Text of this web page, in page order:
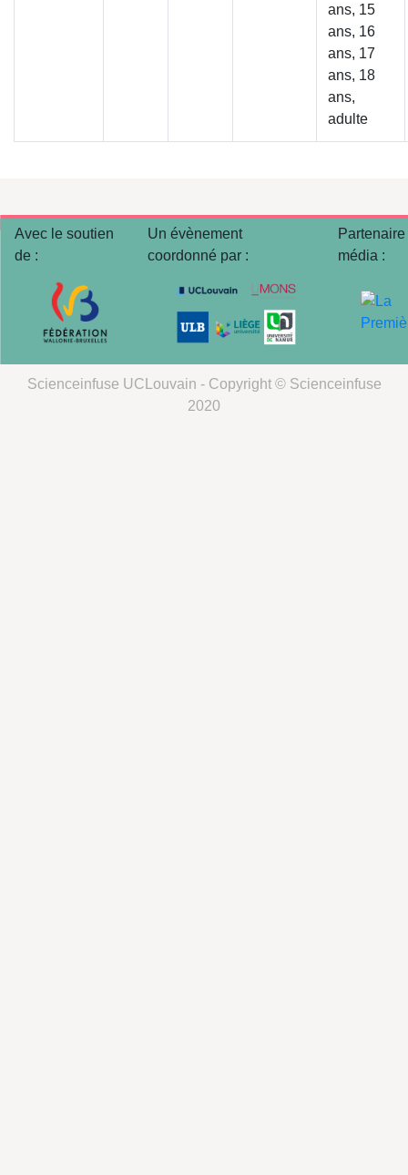
ans, 15
ans, 16
ans, 17
ans, 18
ans,
adulte
Avec le soutien
de :
Un évènement
coordonné par :
Partenaire
média :
Scienceinfuse UCLouvain - Copyright © Scienceinfuse
2020